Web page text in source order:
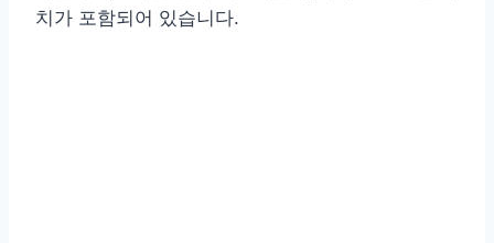
치가 포함되어 있습니다.